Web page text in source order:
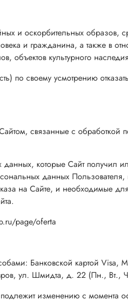
и оскорбительных
и гражданина, а также в
объектов культурного
по своему усмотрению
связанные с
которые Сайт получил
данных Пользователя,
на Сайте, и необходимые
page/oferta
Банковской картой
ул. Шмидта, д. 22 (Пн., Вт.,
изменению с момента